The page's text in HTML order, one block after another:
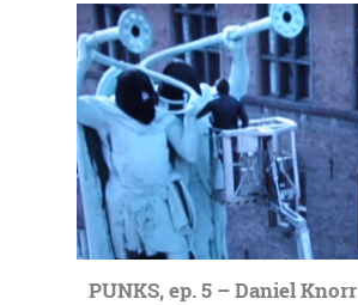
PUNKS, ep. 5 – Daniel Knorr